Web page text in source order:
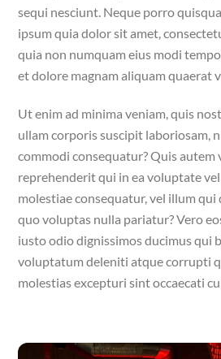
sequi nesciunt. Neque porro
ipsum quia dolor sit amet,
quia non numquam eius modi
et dolore magnam aliquam quaerat
Ut enim ad minima veniam, quis
ullam corporis suscipit laboriosam,
commodi consequatur? Quis autem
reprehenderit qui in ea voluptate
molestiae consequatur, vel illum
quo voluptas nulla pariatur? Vero
iusto odio dignissimos ducimus qui
voluptatum deleniti atque corrupti
molestias excepturi sint occaecati